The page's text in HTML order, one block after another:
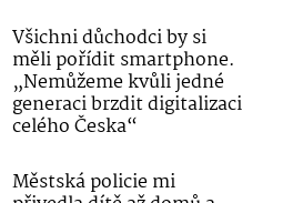
Všichni důchodci by si
měli pořídit smartphone.
„Nemůžeme kvůli jedné
generaci brzdit digitalizaci
celého Česka“
Městská policie mi